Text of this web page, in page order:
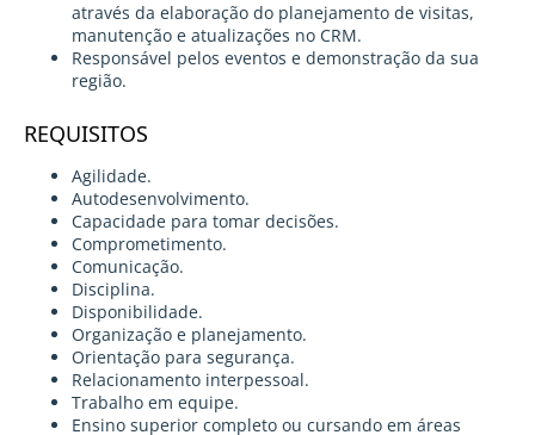
através da elaboração do planejamento de visitas,
manutenção e atualizações no CRM.
Responsável pelos eventos e demonstração da sua
região.
REQUISITOS
Agilidade.
Autodesenvolvimento.
Capacidade para tomar decisões.
Comprometimento.
Comunicação.
Disciplina.
Disponibilidade.
Organização e planejamento.
Orientação para segurança.
Relacionamento interpessoal.
Trabalho em equipe.
Ensino superior completo ou cursando em áreas